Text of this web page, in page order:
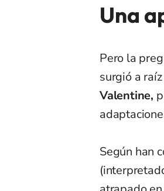
Una
Pero la
surgió a
Valentine,
Según han